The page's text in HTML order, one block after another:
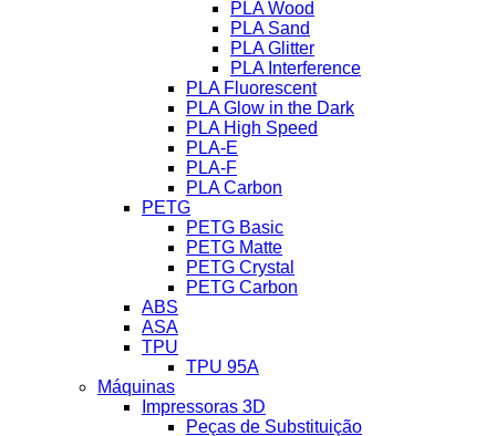
PLA Wood
PLA Sand
PLA Glitter
PLA Interference
PLA Fluorescent
PLA Glow in the Dark
PLA High Speed
PLA-E
PLA-F
PLA Carbon
PETG
PETG Basic
PETG Matte
PETG Crystal
PETG Carbon
ABS
ASA
TPU
TPU 95A
Máquinas
Impressoras 3D
Peças de Substituição